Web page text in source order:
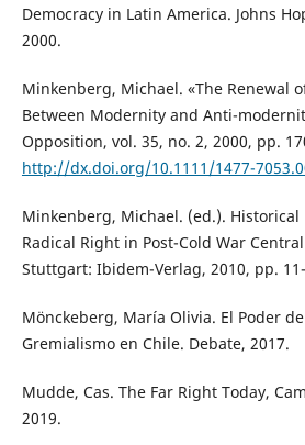
Democracy in Latin America. Johns
2000.
Minkenberg, Michael. «The Renewal
Between Modernity and Anti-
Opposition, vol. 35, no. 2, 2000, pp.
http://dx.doi.org/10.1111/1477-
Minkenberg, Michael. (ed.). Historical
Radical Right in Post-Cold War
Stuttgart: Ibidem-Verlag, 2010, pp.
Mönckeberg, María Olivia. El Poder
Gremialismo en Chile. Debate, 2017.
Mudde, Cas. The Far Right Today,
2019.